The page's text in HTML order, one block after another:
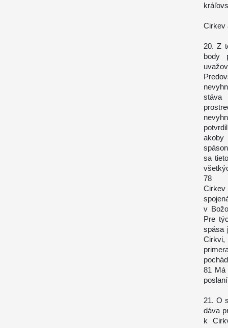
Cirkev
20. Z
body
akoby
sa
78
v
Pre
spása
Cirkvi,
81
21. O
dáva
k